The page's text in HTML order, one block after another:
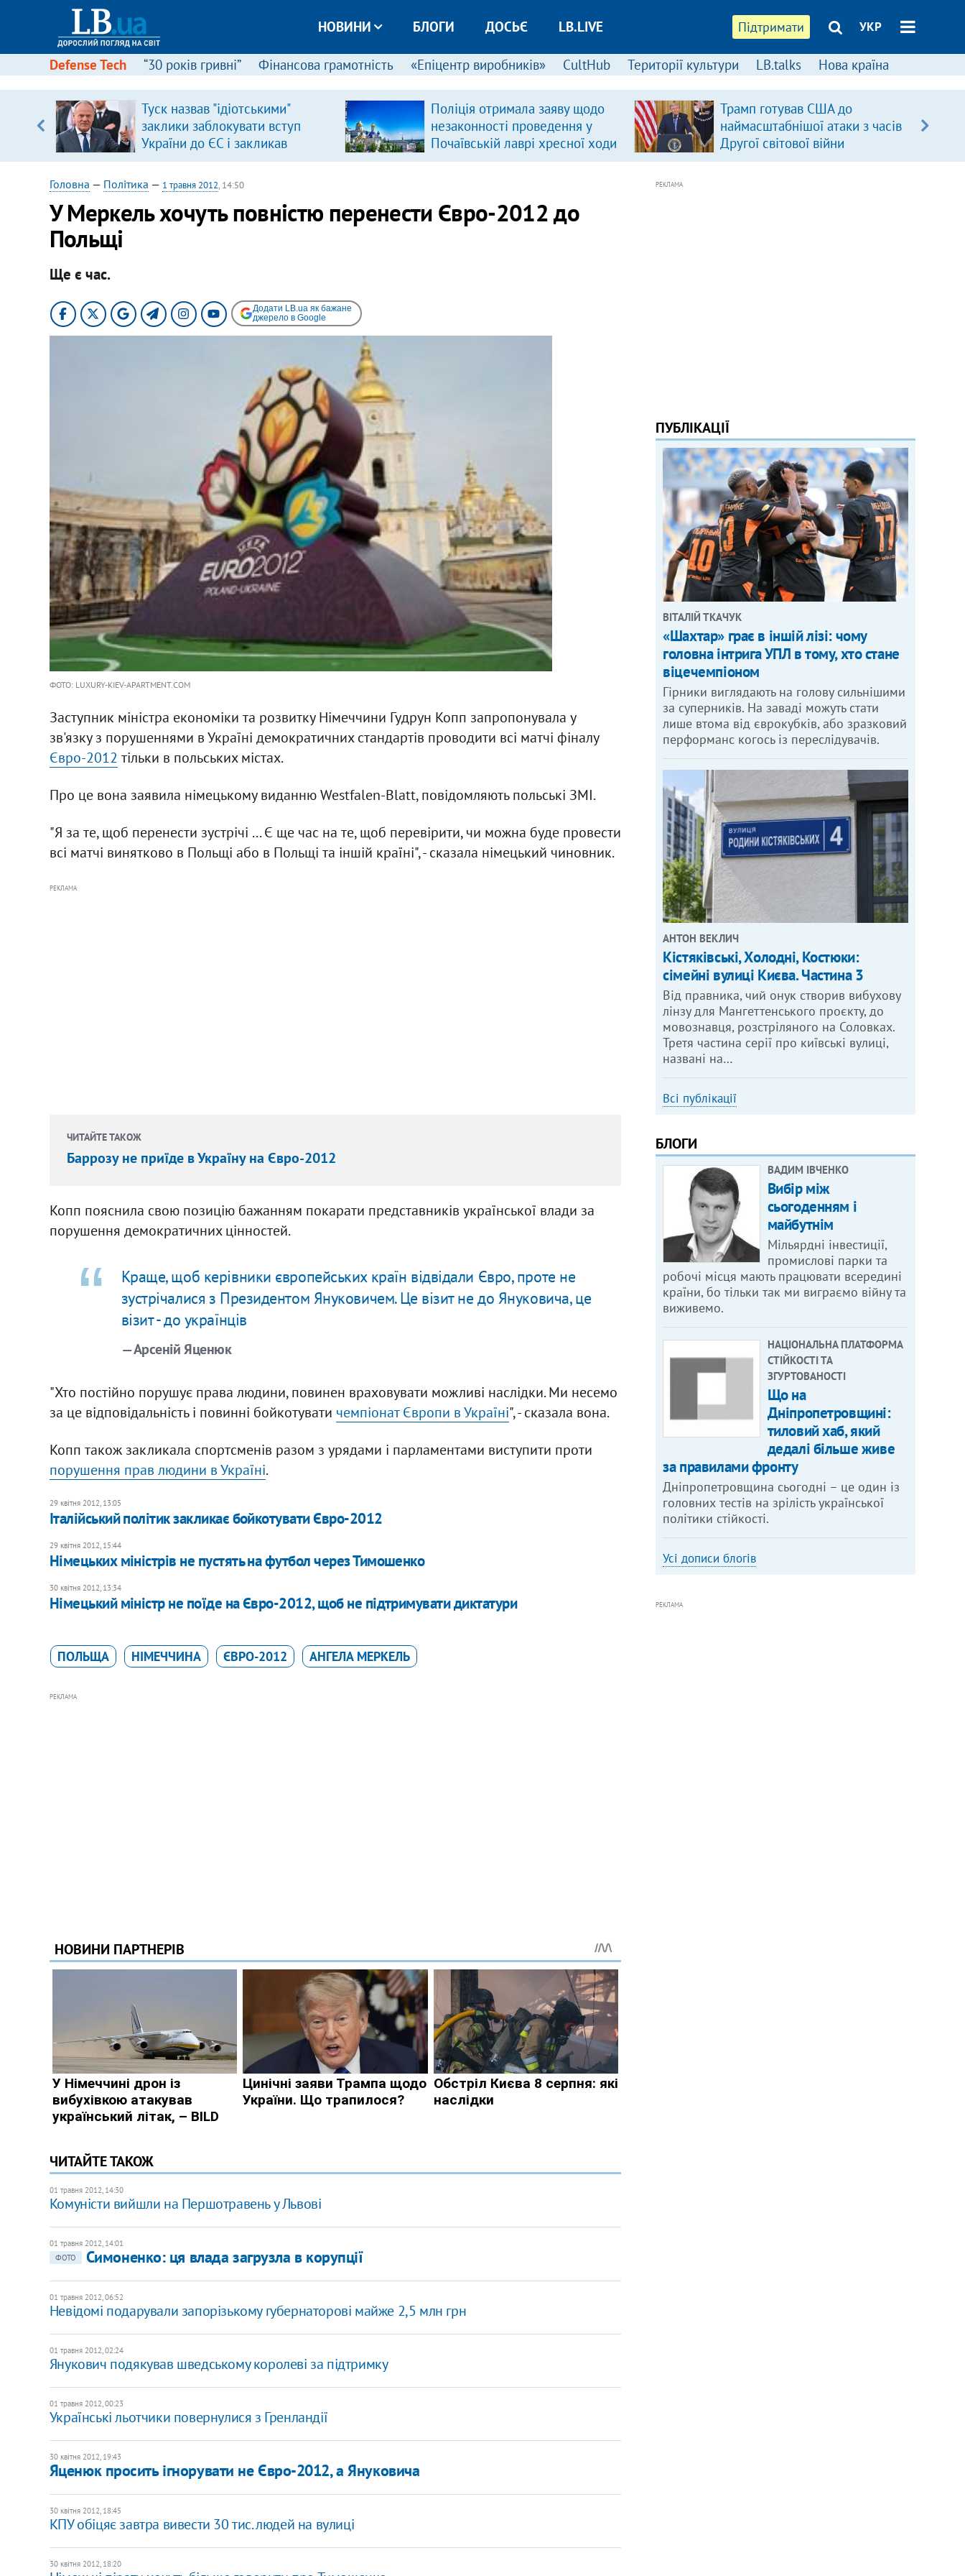
Підтримати УКР
НОВИНИ БЛОГИ ДОСЬЄ LB.LIVE
Defense Tech “30 років гривні” Фінансова грамотність «Епіцентр виробників» CultHub Території культури LB.talks Нова країна
Туск назвав "ідіотськими"
заклики заблокувати вступ
України до ЄС і закликав
припинити антиукраїнську
риторику
Поліція отримала заяву щодо
незаконності проведення у
Почаївській лаврі хресної ходи
Трамп готував США до
наймасштабнішої атаки з часів
Другої світової війни
Головна — Політика — 1 травня 2012, 14:50
У Меркель хочуть повністю перенести Євро-2012 до
Польщі
Ще є час.
Додати LB.ua як бажане
джерело в Google
ФОТО: LUXURY-KIEV-APARTMENT.COM
Заступник міністра економіки та розвитку Німеччини Гудрун Копп запропонувала у
зв'язку з порушеннями в Україні демократичних стандартів проводити всі матчі фіналу
Євро-2012 тільки в польських містах.
Про це вона заявила німецькому виданню Westfalen-Blatt, повідомляють польські ЗМІ.
"Я за те, щоб перенести зустрічі ... Є ще час на те, щоб перевірити, чи можна буде провести
всі матчі винятково в Польщі або в Польщі та іншій країні", - сказала німецький чиновник.
РЕКЛАМА
ЧИТАЙТЕ ТАКОЖ
Баррозу не приїде в Україну на Євро-2012
Копп пояснила свою позицію бажанням покарати представників української влади за
порушення демократичних цінностей.
Краще, щоб керівники європейських країн відвідали Євро, проте не
зустрічалися з Президентом Януковичем. Це візит не до Януковича, це
візит - до українців
— Арсеній Яценюк
"Хто постійно порушує права людини, повинен враховувати можливі наслідки. Ми несемо
за це відповідальність і повинні бойкотувати чемпіонат Європи в Україні", - сказала вона.
Копп також закликала спортсменів разом з урядами і парламентами виступити проти
порушення прав людини в Україні.
29 квітня 2012, 13:05
Італійський політик закликає бойкотувати Євро-2012
29 квітня 2012, 15:44
Німецьких міністрів не пустять на футбол через Тимошенко
30 квітня 2012, 13:34
Німецький міністр не поїде на Євро-2012, щоб не підтримувати диктатури
ПОЛЬЩА НІМЕЧЧИНА ЄВРО-2012 АНГЕЛА МЕРКЕЛЬ
РЕКЛАМА
ЧИТАЙТЕ ТАКОЖ
01 травня 2012, 14:30
Комуністи вийшли на Першотравень у Львові
01 травня 2012, 14:01
ФОТО
Симоненко: ця влада загрузла в корупції
01 травня 2012, 06:52
Невідомі подарували запорізькому губернаторові майже 2,5 млн грн
01 травня 2012, 02:24
Янукович подякував шведському королеві за підтримку
01 травня 2012, 00:23
Українські льотчики повернулися з Гренландії
30 квітня 2012, 19:43
Яценюк просить ігнорувати не Євро-2012, а Януковича
30 квітня 2012, 18:45
КПУ обіцяє завтра вивести 30 тис. людей на вулиці
30 квітня 2012, 18:20
РЕКЛАМА
ПУБЛІКАЦІЇ
ВІТАЛІЙ ТКАЧУК
«Шахтар» грає в іншій лізі: чому
головна інтрига УПЛ в тому, хто стане
віцечемпіоном
Гірники виглядають на голову сильнішими
за суперників. На заваді можуть стати
лише втома від єврокубків, або зразковий
перформанс когось із переслідувачів.
АНТОН ВЕКЛИЧ
Кістяківські, Холодні, Костюки:
сімейні вулиці Києва. Частина 3
Від правника, чий онук створив вибухову
лінзу для Мангеттенського проєкту, до
мовознавця, розстріляного на Соловках.
Третя частина серії про київські вулиці,
названі на…
Всі публікації
БЛОГИ
ВАДИМ ІВЧЕНКО
Вибір між
сьогоденням і
майбутнім
Мільярдні інвестиції,
промислові парки та
робочі місця мають працювати всередині
країни, бо тільки так ми виграємо війну та
виживемо.
НАЦІОНАЛЬНА ПЛАТФОРМА
СТІЙКОСТІ ТА
ЗГУРТОВАНОСТІ
Що на
Дніпропетровщині:
тиловий хаб, який
дедалі більше живе
за правилами фронту
Дніпропетровщина сьогодні – це один із
головних тестів на зрілість української
політики стійкості.
Усі дописи блогів
РЕКЛАМА